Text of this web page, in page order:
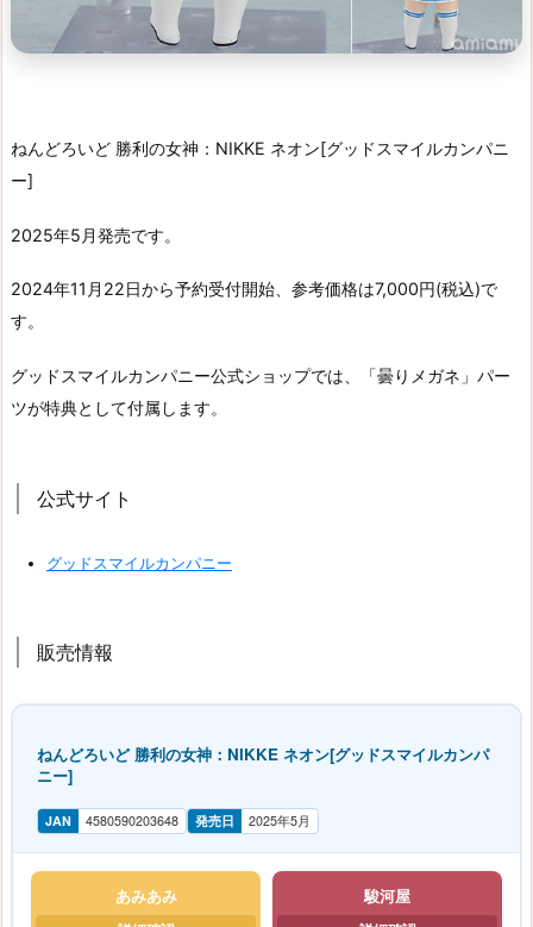
ねんどろいど 勝利の女神：NIKKE ネオン[グッドスマイルカンパニ
ー]
2025年5月発売です。
2024年11月22日から予約受付開始、参考価格は7,000円(税込)で
す。
グッドスマイルカンパニー公式ショップでは、「曇りメガネ」パー
ツが特典として付属します。
公式サイト
グッドスマイルカンパニー
販売情報
ねんどろいど 勝利の女神：NIKKE ネオン[グッドスマイルカンパ
ニー]
JAN 4580590203648 発売日 2025年5月
あみあみ 駿河屋